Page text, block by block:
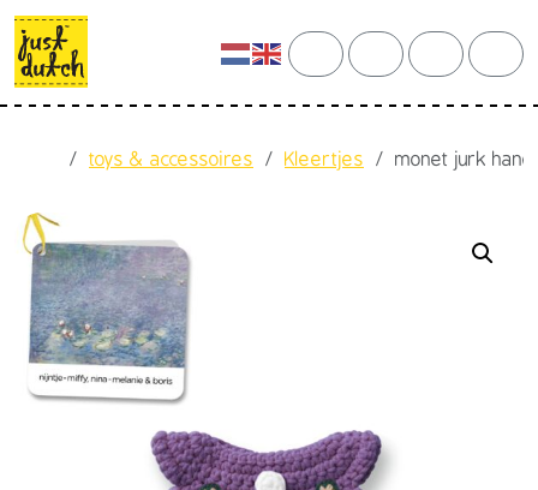
Skip to content
Skip to footer
searchaccountcart
Hometoys & accessoires Kleertjes monet jurk